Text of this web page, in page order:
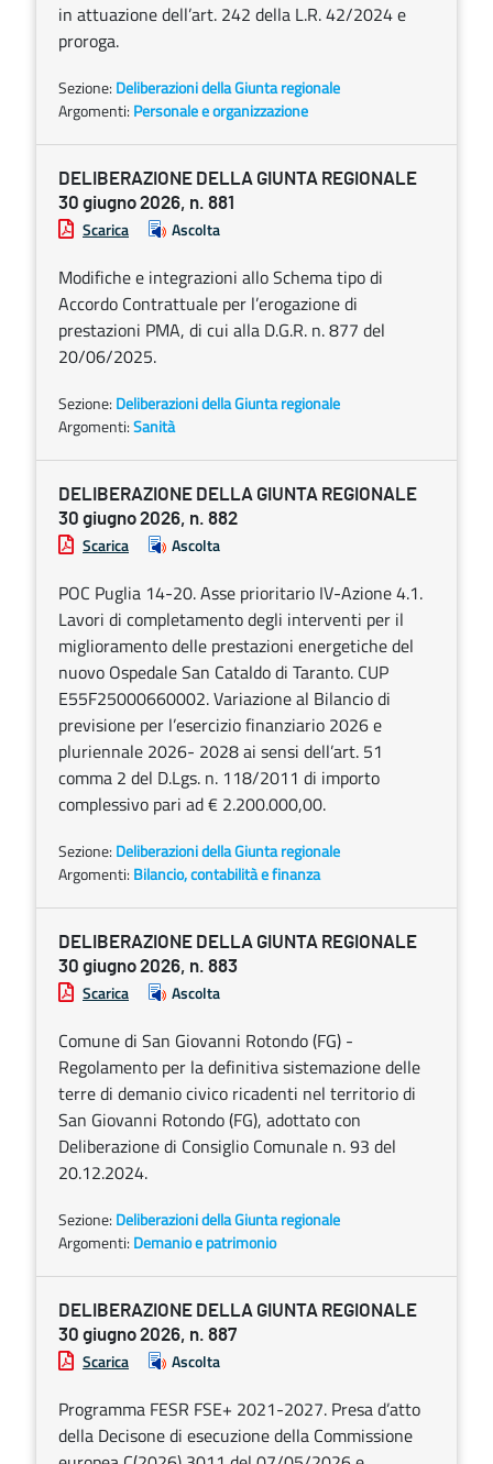
in attuazione dell’art. 242 della L.R. 42/2024 e
proroga.
Sezione: Deliberazioni della Giunta regionale
Argomenti: Personale e organizzazione
DELIBERAZIONE DELLA GIUNTA REGIONALE
30 giugno 2026, n. 881
Scarica Ascolta
Modifiche e integrazioni allo Schema tipo di
Accordo Contrattuale per l’erogazione di
prestazioni PMA, di cui alla D.G.R. n. 877 del
20/06/2025.
Sezione: Deliberazioni della Giunta regionale
Argomenti:Sanità
DELIBERAZIONE DELLA GIUNTA REGIONALE
30 giugno 2026, n. 882
Scarica Ascolta
POC Puglia 14-20. Asse prioritario IV-Azione 4.1.
Lavori di completamento degli interventi per il
miglioramento delle prestazioni energetiche del
nuovo Ospedale San Cataldo di Taranto. CUP
E55F25000660002. Variazione al Bilancio di
previsione per l’esercizio finanziario 2026 e
pluriennale 2026- 2028 ai sensi dell’art. 51
comma 2 del D.Lgs. n. 118/2011 di importo
complessivo pari ad € 2.200.000,00.
Sezione: Deliberazioni della Giunta regionale
Argomenti: Bilancio, contabilità e finanza
DELIBERAZIONE DELLA GIUNTA REGIONALE
30 giugno 2026, n. 883
Scarica Ascolta
Comune di San Giovanni Rotondo (FG) -
Regolamento per la definitiva sistemazione delle
terre di demanio civico ricadenti nel territorio di
San Giovanni Rotondo (FG), adottato con
Deliberazione di Consiglio Comunale n. 93 del
20.12.2024.
Sezione: Deliberazioni della Giunta regionale
Argomenti: Demanio e patrimonio
DELIBERAZIONE DELLA GIUNTA REGIONALE
30 giugno 2026, n. 887
Scarica Ascolta
Programma FESR FSE+ 2021-2027. Presa d’atto
della Decisone di esecuzione della Commissione